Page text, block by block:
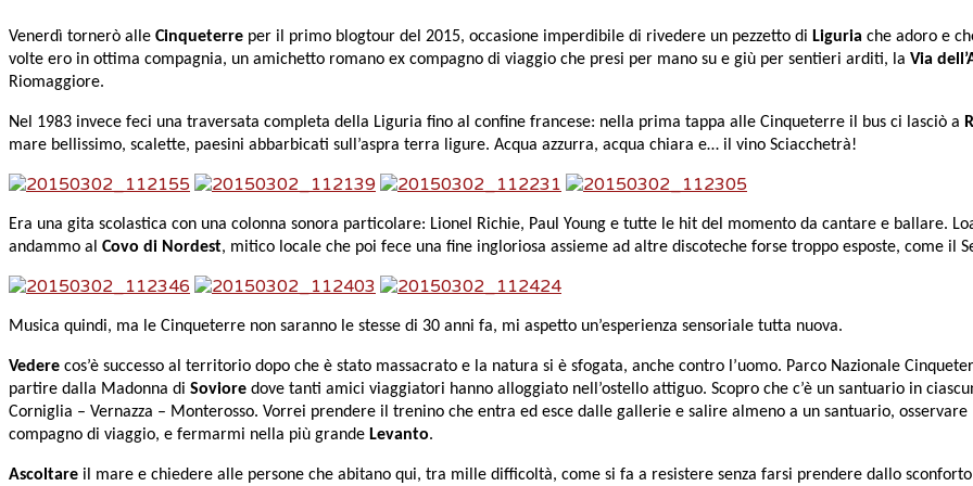
Venerdì tornerò alle Cinqueterre per il primo blogtour del 2015, occasione imperdibile di rivedere un pezzetto di Liguria che adoro e
volte ero in ottima compagnia, un amichetto romano ex compagno di viaggio che presi per mano su e giù per sentieri arditi, la Via
Riomaggiore.
Nel 1983 invece feci una traversata completa della Liguria fino al confine francese: nella prima tappa alle Cinqueterre il bus ci lasciò a
mare bellissimo, scalette, paesini abbarbicati sull’aspra terra ligure. Acqua azzurra, acqua chiara e… il vino Sciacchetrà!
Era una gita scolastica con una colonna sonora particolare: Lionel Richie, Paul Young e tutte le hit del momento da cantare e ballare.
andammo al Covo di Nordest, mitico locale che poi fece una fine ingloriosa assieme ad altre discoteche forse troppo esposte, come il
Musica quindi, ma le Cinqueterre non saranno le stesse di 30 anni fa, mi aspetto un’esperienza sensoriale tutta nuova.
Vedere cos’è successo al territorio dopo che è stato massacrato e la natura si è sfogata, anche contro l’uomo. Parco Nazionale
partire dalla Madonna di Soviore dove tanti amici viaggiatori hanno alloggiato nell’ostello attiguo. Scopro che c’è un santuario in
Corniglia – Vernazza – Monterosso. Vorrei prendere il trenino che entra ed esce dalle gallerie e salire almeno a un santuario,
compagno di viaggio, e fermarmi nella più grande Levanto.
Ascoltare il mare e chiedere alle persone che abitano qui, tra mille difficoltà, come si fa a resistere senza farsi prendere dallo